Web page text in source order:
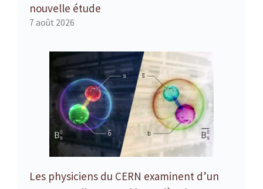
nouvelle étude
7 août 2026
Les physiciens du CERN examinent d’un